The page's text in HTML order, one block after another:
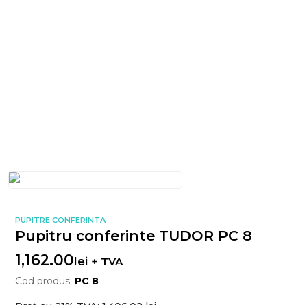
PUPITRE CONFERINTA
Pupitru conferinte TUDOR PC 8
1,162.00lei + TVA
Cod produs: PC 8